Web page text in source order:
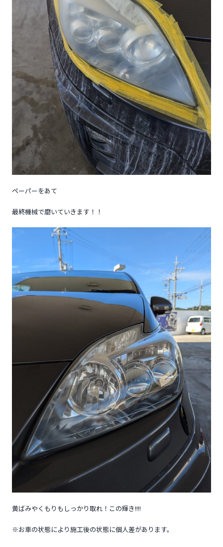
ペーパーをあて
最終機械で磨いていきます！！
黄ばみやくもりもしっかり取れ！この輝き!!!!
※お車の状態により施工後の状態に個人差があります。